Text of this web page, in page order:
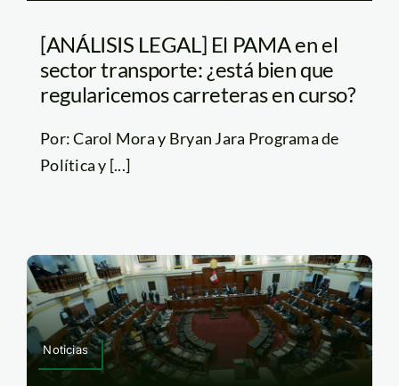
[ANÁLISIS LEGAL] El PAMA en el
sector transporte: ¿está bien que
regularicemos carreteras en curso?
Por: Carol Mora y Bryan Jara Programa de
Política y [...]
Noticias